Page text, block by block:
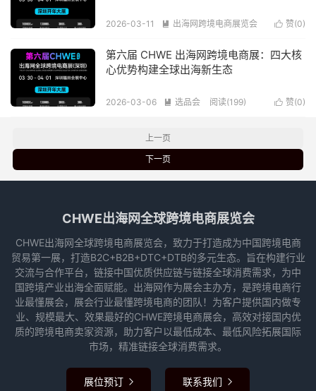
 赞(0)
2026-03-11  出海网跨境电商展览会
第六届 CHWE 出海网跨境电商展：四大核
心优势构建全球出海新生态
 赞(0)
2026-03-06  选品会 阅读(199)
上一页
下一页
CHWE出海网全球跨境电商展览会
CHWE出海网全球跨境电商展览会，致力于打造成为中国跨境电商
贸易第一展，打造B2C+B2B+DTC+DTB的多元生态。旨在构建行业
交流与合作平台，链接中国优质供应链与链接全球消费需求，为中
国跨境产业出海全面赋能。出海网作为展会主办方，是跨境电商行
业最懂展会，展会行业最懂跨境电商的团队！为客户提供国内做专
业、规模最大、效果最好的CHWE跨境电商展会，高效对接国内优
质的跨境电商卖家资源，助力客户以最低成本、最低风险拓展国际
市场，精准链接全球消费需求。
展位预订  联系我们 